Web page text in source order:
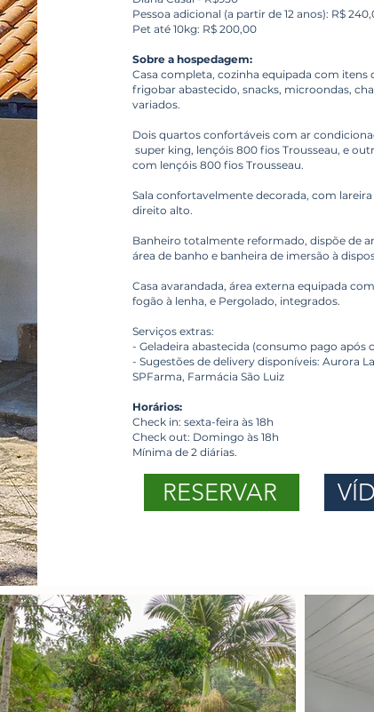
Pessoa adicional (a partir de 12 anos): R$
Pet até 10kg: R$ 200,00
Sobre a hospedagem:
Casa completa, cozinha equipada com itens
frigobar abastecido, snacks, microondas,
variados.
Dois quartos confortáveis com ar
super king, lençóis 800 fios Trousseau, e
com lençóis 800 fios Trousseau.
Sala confortavelmente decorada, com lareira
direito alto.
Banheiro totalmente reformado, dispõe de
área de banho e banheira de imersão à
Casa avarandada, área externa equipada
fogão à lenha, e Pergolado, integrados.
Serviços extras:
- Geladeira abastecida (consumo pago após
- Sugestões de delivery disponíveis: Aurora
SPFarma, Farmácia São Luiz
Horários:
Check in: sexta-feira às 18h
Check out: Domingo às 18h
Mínima de 2 diárias.
RESERVAR